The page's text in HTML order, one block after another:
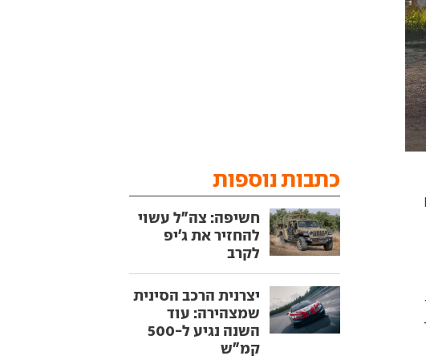
כתבות נוספות
חשיפה: צה"ל עשוי
להחזיר את ג'יפ
לקרב
יצרנית הרכב הסינית
שמצהירה: עוד
השנה נגיע ל-500
קמ"ש